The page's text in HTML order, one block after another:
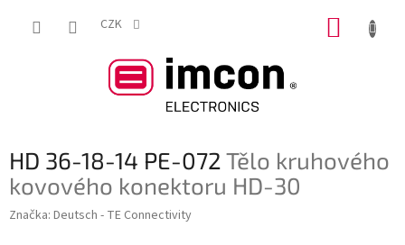
CZK
HD 36-18-14 PE-072Tělo kruhového
kovového konektoru HD-30
Značka: Deutsch - TE Connectivity